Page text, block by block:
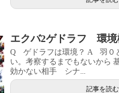
エクバ2ゲドラフ 環
Q ゲドラフは環境？ A 羽０
い。考察するまでもないから
効かない相手 シナ...
記事を読む